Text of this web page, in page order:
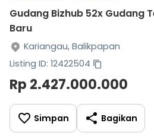
Gudang Bizhub 52x Gudang
Baru
Kariangau, Balikpapan
Listing ID: 12422504
Rp 2.427.000.000
Simpan Bagikan